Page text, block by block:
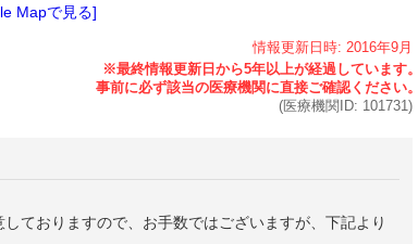
Mapで見る]
情報更新日時: 2016年9月
(医療機関ID: 101731)
ておりますので、お手数ではございますが、下記より